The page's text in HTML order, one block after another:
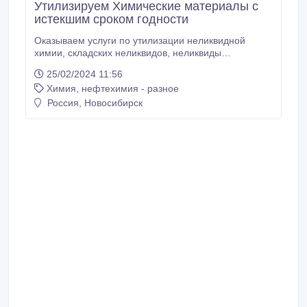
Утилизируем Химические материалы с
истекшим сроком годности
Оказываем услуги по утилизации неликвидной
химии, складских неликвидов, неликвиды
с хранения, Коммерческая химия просрочка,
Химические материалы с истекшим сроком
годности, утилизация химпродукции, закупаем
25/02/2024 11:56
Химия, нефтехимия - разное
Россия, Новосибирск